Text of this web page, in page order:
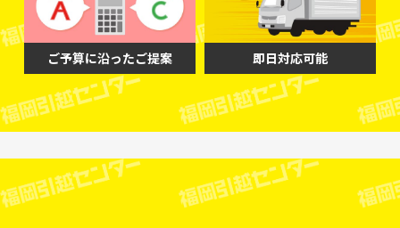
ご予算に沿ったご提案 即日対応可能